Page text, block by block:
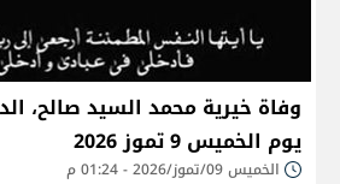
وفاة خيرية محمد السيد صالح،
يوم الخميس 9 تموز 2026
الخميس 09/تموز/2026 - 01:24 م